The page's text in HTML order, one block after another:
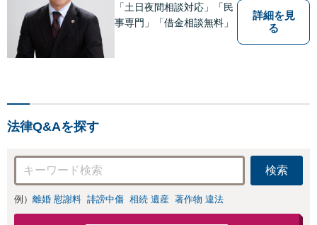
「土日夜間相談対応」「民
事専門」「借金相談無料」
詳細を見
る
法律Q&Aを探す
検索
例） 離婚 慰謝料 誹謗中傷 相続 遺産 著作物 違法